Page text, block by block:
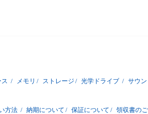
/ メモリ / ストレージ / 光学ドライブ / サウン
方法 / 納期について / 保証について / 領収書の